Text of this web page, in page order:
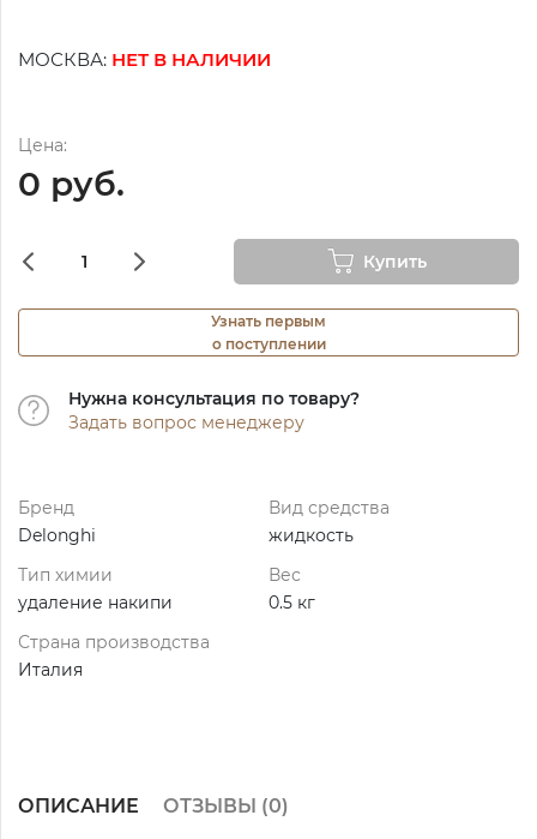
МОСКВА: НЕТ В НАЛИЧИИ
Цена:
0 руб.
Купить
Узнать первым
о поступлении
Нужна консультация по товару?
Задать вопрос менеджеру
Бренд
Delonghi
Вид средства
жидкость
Тип химии
удаление накипи
Вес
0.5 кг
Страна производства
Италия
ОПИСАНИЕ ОТЗЫВЫ (0)